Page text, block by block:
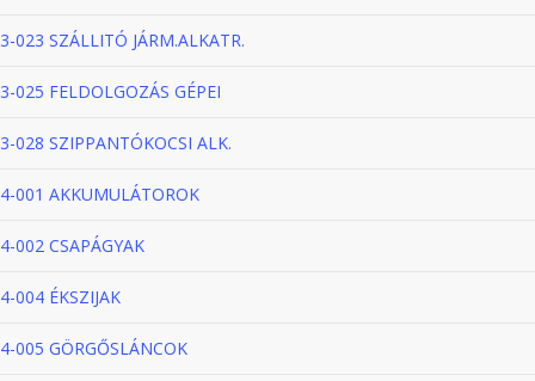
3-023 SZÁLLITÓ JÁRM.ALKATR.
3-025 FELDOLGOZÁS GÉPEI
3-028 SZIPPANTÓKOCSI ALK.
4-001 AKKUMULÁTOROK
4-002 CSAPÁGYAK
4-004 ÉKSZIJAK
4-005 GÖRGŐSLÁNCOK